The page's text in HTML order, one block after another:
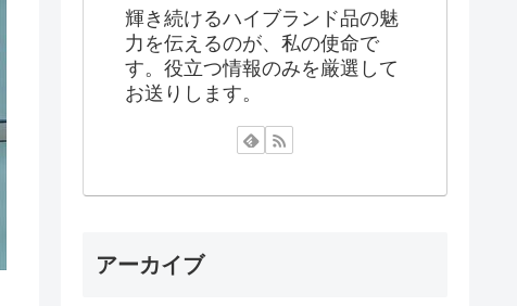
輝き続けるハイブランド品の魅
力を伝えるのが、私の使命で
す。役立つ情報のみを厳選して
お送りします。
アーカイブ